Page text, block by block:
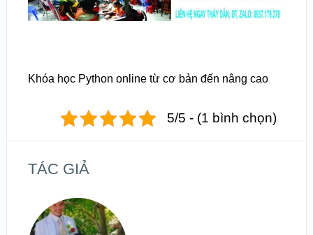
Khóa học Python online từ cơ bản đến nâng cao
5/5 - (1 bình chọn)
TÁC GIẢ